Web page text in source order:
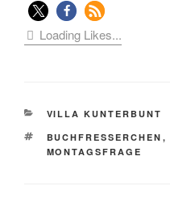
Loading Likes...
KATEGORIEN
VILLA KUNTERBUNT
SCHLAGWÖRTER
BUCHFRESSERCHEN ,
MONTAGSFRAGE